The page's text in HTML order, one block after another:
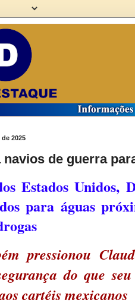
2025
de guerra
Estados Unidos,
para águas
pressionou
do que
cartéis mexicanos